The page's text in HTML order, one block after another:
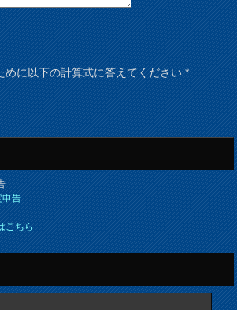
めに以下の計算式に答えてください*
申告
こちら